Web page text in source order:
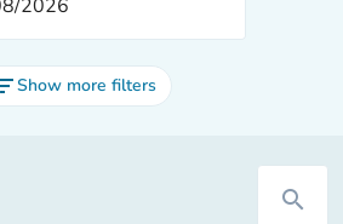
Show more filters
search